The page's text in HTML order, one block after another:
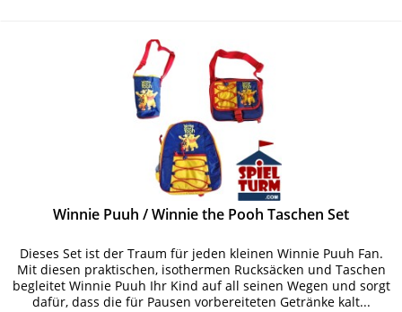
Winnie Puuh / Winnie the Pooh Taschen Set
Dieses Set ist der Traum für jeden kleinen Winnie Puuh Fan.
Mit diesen praktischen, isothermen Rucksäcken und Taschen
begleitet Winnie Puuh Ihr Kind auf all seinen Wegen und sorgt
dafür, dass die für Pausen vorbereiteten Getränke kalt...